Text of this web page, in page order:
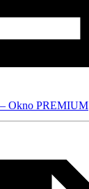
Okno PREMIUM